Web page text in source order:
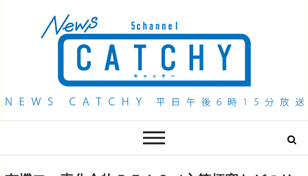
QAB NEWS Headline